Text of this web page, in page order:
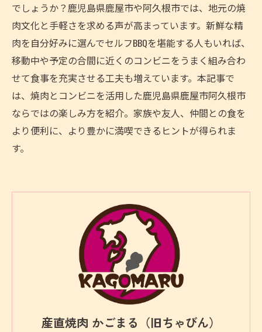
でしょうか？鹿児島県鹿屋市や阿久根市では、地元の焼
肉文化と手軽さを求める声が高まっています。新鮮な精
肉を自分好みに選んでセルフBBQを堪能する人もいれば、
移動中や予定の合間に近くのコンビニをうまく組み合わ
せて食事を充実させる工夫も増えています。本記事で
は、焼肉とコンビニを活用した鹿児島県鹿屋市阿久根市
ならではの楽しみ方を紹介。家族や友人、仲間との食を
より便利に、より豊かに満喫できるヒントが得られま
す。
産直焼肉 かごまる（旧ちゃびん）